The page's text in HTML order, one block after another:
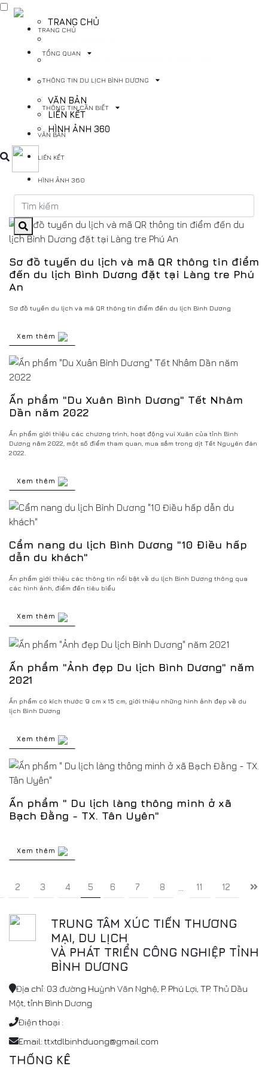
TRANG CHỦ
THÔNG TIN CẦN BIẾT
VĂN BẢN
LIÊN KẾT
HÌNH ẢNH 360
TRANG CHỦ
TỔNG QUAN
THÔNG TIN DU LỊCH BÌNH DƯƠNG
THÔNG TIN CẦN BIẾT
VĂN BẢN
LIÊN KẾT
HÌNH ẢNH 360
Sơ đồ tuyến du lịch và mã QR thông tin điểm
đến du lịch Bình Dương đặt tại Làng tre Phú
An
Sơ đồ tuyến du lịch và mã QR thông tin điểm đến du lịch Bình Dương
Xem thêm
Ấn phẩm "Du Xuân Bình Dương" Tết Nhâm
Dần năm 2022
Ấn phẩm giới thiệu các chương trình, hoạt động vui Xuân của tỉnh Bình
Dương năm 2022, một số điểm tham quan, mua sắm trong dịt Tết Nguyên đán
2022.
Xem thêm
Cẩm nang du lịch Bình Dương "10 Điều hấp
dẫn du khách"
Ấn phẩm giới thiệu các thông tin nổi bật về du lịch Bình Dương thông qua
các hình ảnh, điểm đến tiêu biểu
Xem thêm
Ấn phẩm "Ảnh đẹp Du lịch Bình Dương" năm
2021
Ấn phẩm có kích thước 9 cm x 15 cm, giới thiệu những hình ảnh đẹp về du
lịch Bình Dương
Xem thêm
Ấn phẩm " Du lịch làng thông minh ở xã
Bạch Đằng - TX. Tân Uyên"
Xem thêm
2 3 4 5 6 7 8 11 12
TRUNG TÂM XÚC TIẾN THƯƠNG
MẠI, DU LỊCH
VÀ PHÁT TRIỂN CÔNG NGHIỆP TỈNH
BÌNH DƯƠNG
Địa chỉ: 03 đường Huỳnh Văn Nghệ, P. Phú Lợi, TP. Thủ Dầu
Một, tỉnh Bình Dương
Điện thoại :
Email: ttxtdlbinhduong@gmail.com
THỐNG KÊ